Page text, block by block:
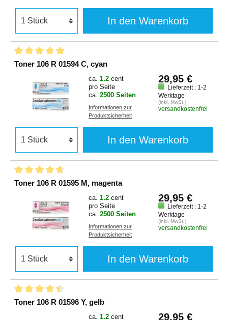
In den Warenkorb
Toner 106 R 01594 C, cyan
ca. 1.2 cent
pro Seite
ca. 2500 Seiten
Informationen zur
Produktsicherheit
29,95 €
Lieferzeit : 1-2
Werktage
(inkl. MwSt.)
versandkostenfrei
In den Warenkorb
Toner 106 R 01595 M, magenta
ca. 1.2 cent
pro Seite
ca. 2500 Seiten
Informationen zur
Produktsicherheit
29,95 €
Lieferzeit : 1-2
Werktage
(inkl. MwSt.)
versandkostenfrei
In den Warenkorb
Toner 106 R 01596 Y, gelb
ca. 1.2 cent 29,95 €